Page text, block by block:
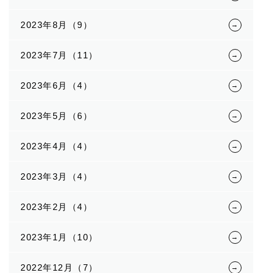
2023年8月（9）
2023年7月（11）
2023年6月（4）
2023年5月（6）
2023年4月（4）
2023年3月（4）
2023年2月（4）
2023年1月（10）
2022年12月（7）